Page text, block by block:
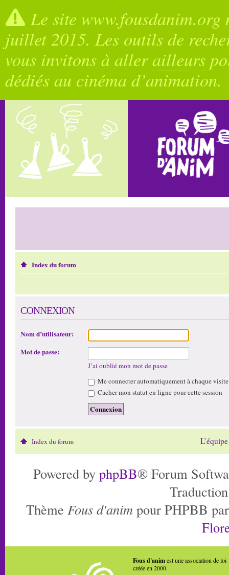
Le site
juillet 2015. Les outils de
vous invitons à allerailleurs
dédiés au cinéma d’animation.
Index du forum
CONNEXION
Nom d’utilisateur:
Mot de passe:
J’ai oublié mon mot de passe
Me connecter automatiquement à chaque visite
Cacher mon statut en ligne pour cette session
Index du forum
Powered by phpBB® Forum
Thème Fous d'anim pour PHPBB
Fous d'animest une association de loi
créée en 2000.